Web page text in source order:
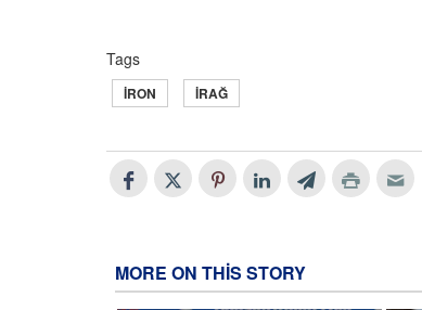
Tags
İRON İRAĞ
MORE ON THIS STORY